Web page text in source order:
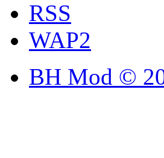
RSS
WAP2
BH Mod ©